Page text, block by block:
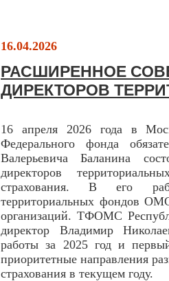
16.04.2026
РАСШИРЕННОЕ
ДИРЕКТОРОВ
16 апреля 2026 года в
Федерального фонда
Валерьевича Баланина
директоров
страхования. В его
территориальных фондов
организаций. ТФОМС
директор Владимир
работы за 2025 год и
приоритетные направления
страхования в текущем году.